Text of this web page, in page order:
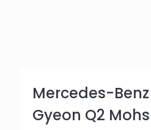
Mercedes-Benz
Gyeon Q2